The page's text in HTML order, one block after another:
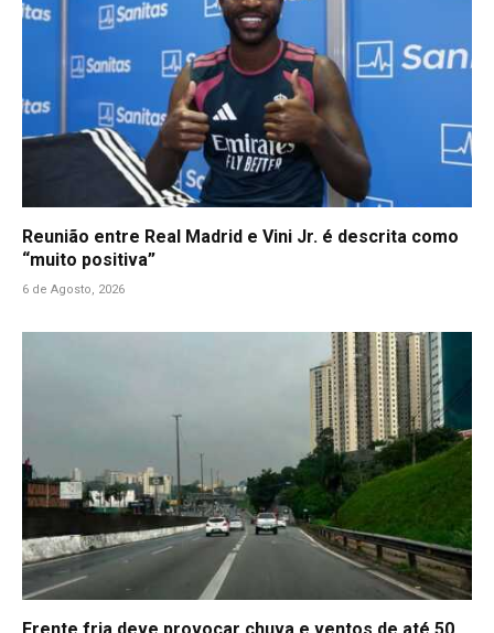
Reunião entre Real Madrid e Vini Jr. é descrita como
“muito positiva”
6 de Agosto, 2026